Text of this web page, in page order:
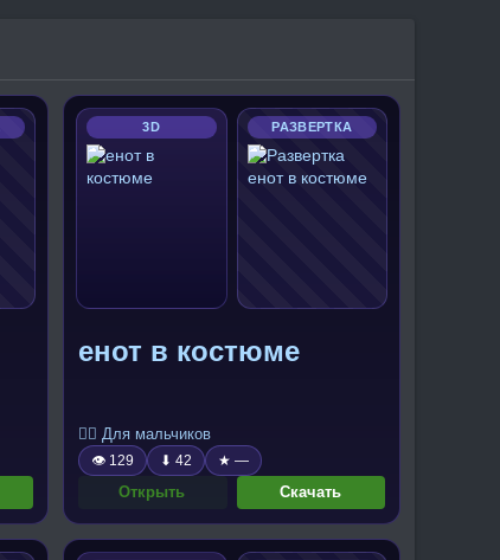
3D РАЗВЕРТКА
енот в костюме
🧍‍♂️ Для мальчиков
👁 129 ⬇ 42 ★ —
Открыть Скачать